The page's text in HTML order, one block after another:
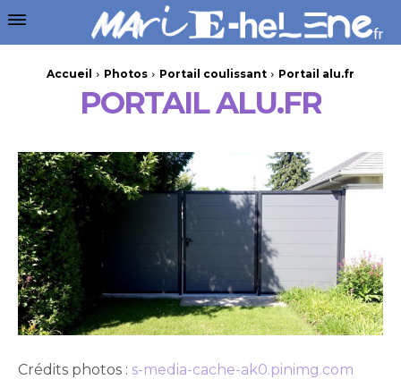
Accueil Photos Portail coulissant Portail alu.fr
PORTAIL ALU.FR
Crédits photos : s-media-cache-ak0.pinimg.com